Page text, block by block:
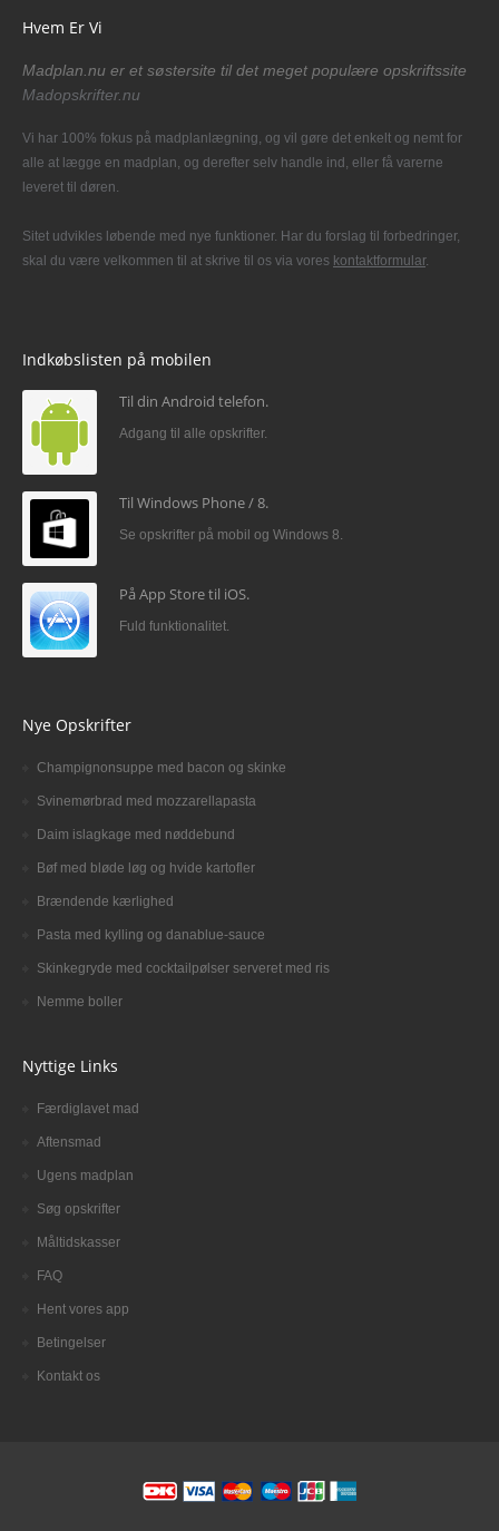
Hvem Er Vi
Madplan.nu er et søstersite til det meget populære opskriftssite
Madopskrifter.nu
Vi har 100% fokus på madplanlægning, og vil gøre det enkelt og nemt for
alle at lægge en madplan, og derefter selv handle ind, eller få varerne
leveret til døren.
Sitet udvikles løbende med nye funktioner. Har du forslag til forbedringer,
skal du være velkommen til at skrive til os via vores kontaktformular.
Indkøbslisten på mobilen
Til din Android telefon.
Adgang til alle opskrifter.
Til Windows Phone / 8.
Se opskrifter på mobil og Windows 8.
På App Store til iOS.
Fuld funktionalitet.
Nye Opskrifter
Champignonsuppe med bacon og skinke
Svinemørbrad med mozzarellapasta
Daim islagkage med nøddebund
Bøf med bløde løg og hvide kartofler
Brændende kærlighed
Pasta med kylling og danablue-sauce
Skinkegryde med cocktailpølser serveret med ris
Nemme boller
Nyttige Links
Færdiglavet mad
Aftensmad
Ugens madplan
Søg opskrifter
Måltidskasser
FAQ
Hent vores app
Betingelser
Kontakt os